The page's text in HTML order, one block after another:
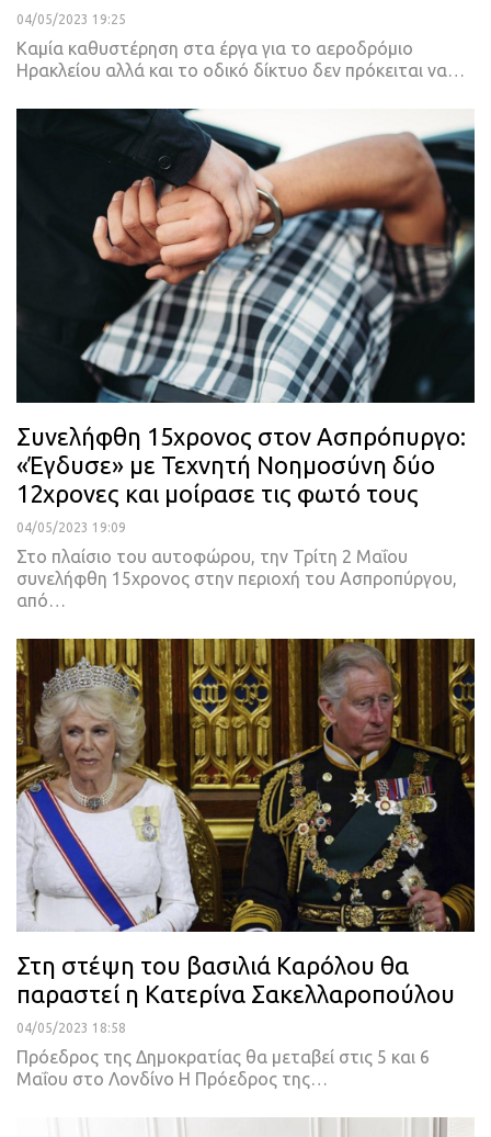
04/05/2023 19:25
Καμία καθυστέρηση στα έργα για το αεροδρόμιο
Ηρακλείου αλλά και το οδικό δίκτυο δεν πρόκειται να…
Συνελήφθη 15χρονος στον Ασπρόπυργο:
«Έγδυσε» με Τεχνητή Νοημοσύνη δύο
12χρονες και μοίρασε τις φωτό τους
04/05/2023 19:09
Στο πλαίσιο του αυτοφώρου, την Τρίτη 2 Μαΐου
συνελήφθη 15χρονος στην περιοχή του Ασπροπύργου,
από
Στη στέψη του βασιλιά Καρόλου θα
παραστεί η Κατερίνα Σακελλαροπούλου
04/05/2023 18:58
Πρόεδρος της Δημοκρατίας θα μεταβεί στις 5 και 6
Μαΐου στο Λονδίνο H Πρόεδρος της…